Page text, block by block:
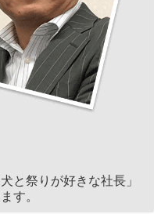
と祭りが好きな社長」
す。